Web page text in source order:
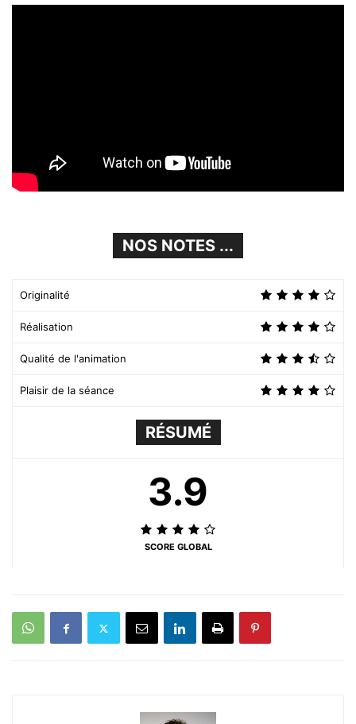
NOS NOTES ...
Originalité
Réalisation
Qualité de l'animation
Plaisir de la séance
RÉSUMÉ
3.9
SCORE GLOBAL